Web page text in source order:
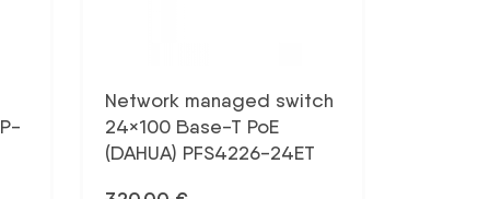
Network managed switch
24×100 Base-T PoE
(DAHUA) PFS4226-24ET